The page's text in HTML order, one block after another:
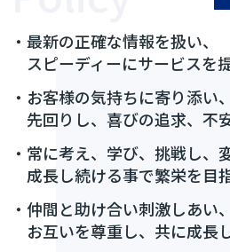
・最新の正確な情報を扱い、
スピーディーにサービスを提
・お客様の気持ちに寄り添い、
先回りし、喜びの追求、不
・常に考え、学び、挑戦し、
成長し続ける事で繁栄を目指
・仲間と助け合い刺激しあい、
お互いを尊重し、共に成長し